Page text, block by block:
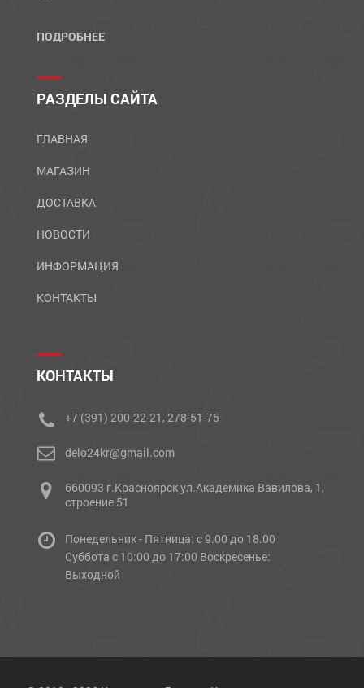
ПОДРОБНЕЕ
РАЗДЕЛЫ САЙТА
ГЛАВНАЯ
МАГАЗИН
ДОСТАВКА
НОВОСТИ
ИНФОРМАЦИЯ
КОНТАКТЫ
КОНТАКТЫ
+7 (391) 200-22-21, 278-51-75
delo24kr@gmail.com
660093 г.Красноярск ул.Академика Вавилова, 1,
строение 51
Понедельник - Пятница: с 9.00 до 18.00
Cуббота с 10:00 до 17:00 Воскресенье:
Выходной